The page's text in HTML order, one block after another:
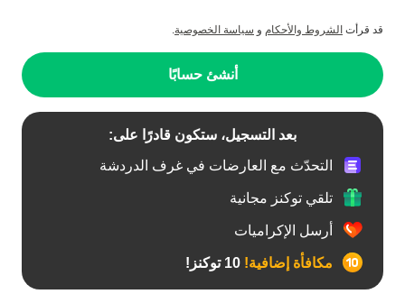
قد قرأت الشروط والأحكام و سياسة الخصوصية.
أنشئ حسابًا
بعد التسجيل، ستكون قادرًا على:
التحدّث مع العارضات في غرف الدردشة
تلقي توكنز مجانية
أرسل الإكراميات
مكافأة إضافية!